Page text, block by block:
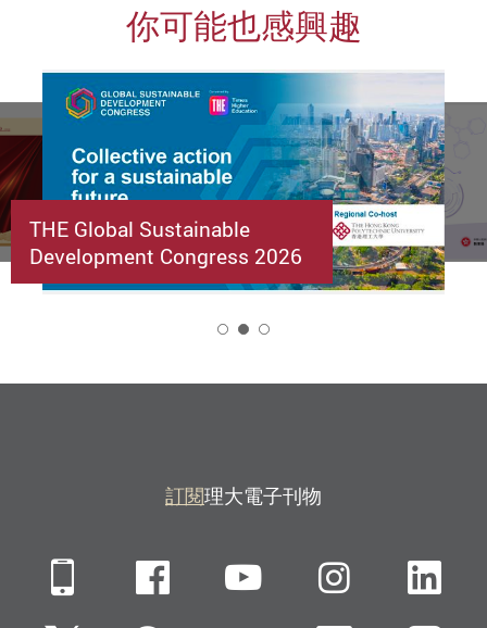
你可能也感興趣
THE Global Sustainable
Development Congress 2026
訂閱理大電子刊物
Mobile FacebookYouTube